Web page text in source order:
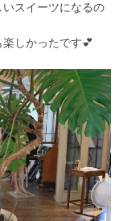
スイーツになるの
しかったです💕